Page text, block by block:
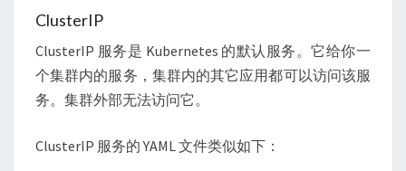
ClusterIP
ClusterIP 服务是 Kubernetes 的默认服务。它给你一
个集群内的服务，集群内的其它应用都可以访问该服
务。集群外部无法访问它。
ClusterIP 服务的 YAML 文件类似如下：